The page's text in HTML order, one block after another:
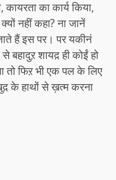
का कार्य किया,
नहीं कहा? ना जानें
हैं इस पर। पर यकीनं
बहादुऱ शायद़ ही कोईं हो
तो फिऱ भी एक पल के लिए
के हाथों से ख़त्म करना